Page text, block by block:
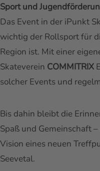
Sport und
Das Event in der iPunkt
wichtig der Rollsport für
Region ist. Mit einer
Skateverein COMMITRIX
solcher Events und
Bis dahin bleibt die
Spaß und Gemeinschaft
Vision eines neuen
Seevetal.